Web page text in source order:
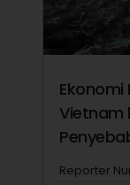
Ekonomi
Vietnam
Reporter